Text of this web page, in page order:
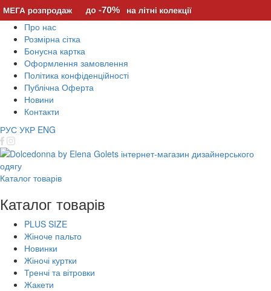
Про нас
Розмірна сітка
Бонусна картка
Оформлення замовлення
Політика конфіденційності
Публічна Оферта
Новини
Контакти
РУС УКР ENG
Каталог товарів
Каталог товарів
PLUS SIZE
Жіноче пальто
Новинки
Жіночі куртки
Тренчі та вітровки
Жакети